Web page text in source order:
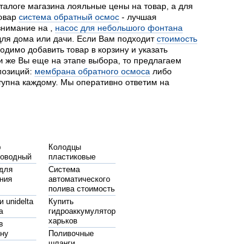
магазина лояльные цены на товар, а для
система обратный осмос - лучшая
на , насос для небольшого фонтана
дома или дачи. Если Вам подходитстоимость
добавить товар в корзину и указать
же Вы еще на этапе выбора, то предлагаем
мембрана обратного осмоса либо
каждому. Мы оперативно ответим на
unidelta
Колодцы
пластиковые
Система
автоматического
полива стоимость
Купить
гидроаккумулятор
харьков
Поливочные